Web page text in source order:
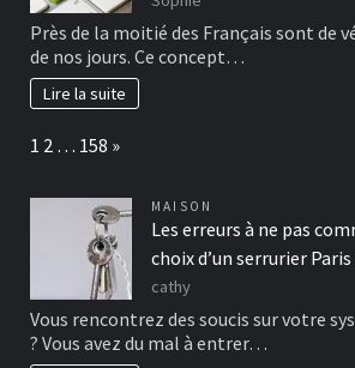
Près de la moitié des Français sont de
de nos jours. Ce concept…
Lire la suite
Page:
1 2 … 158 Next
»
MAISON
Les erreurs à ne pas
choix d’un serrurier Paris
cathy
Vous rencontrez des soucis sur votre
? Vous avez du mal à entrer…